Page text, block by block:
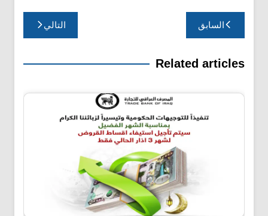
تصفّح
المقالات
السابق التالي
Related articles